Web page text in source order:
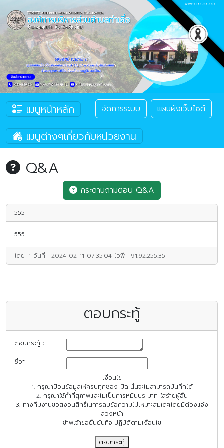
เมนูหน้าหลัก จัดการระบบ แผนผังเว็บไซต์
เมนูต่างๆเกี่ยวกับหน่วยงาน
Q&A
กระดานถามตอบ Q&A
555
555
โดย :1 วันที่ : 2024-02-11 07:35:04 ไอพี : 91.92.255.35
ตอบกระทู้
ตอบกระทู้ :
ชื่อ* :
เงื่อนไข
1. กรุณาป้อนข้อมูลให้ครบทุกช่อง มิฉะนั้นจะไม่สามารถบันทึกได้
2. กรุณาใช้คำที่สุภาพและไม่เป็นการหมิ่นประมาท ใส่ร้ายผู้อื่น
3. ทางทีมงานขอสงวนสิทธิ์ในการลบข้อความไม่เหมาะสมใดๆโดยมิต้องแจ้ง
ล่วงหน้า
ข้าพเจ้าขอยืนยันที่จะปฏิบัติตามเงื่อนไข
ตอบกระทู้